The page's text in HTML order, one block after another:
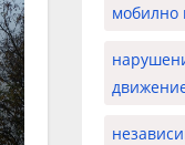
мобилно